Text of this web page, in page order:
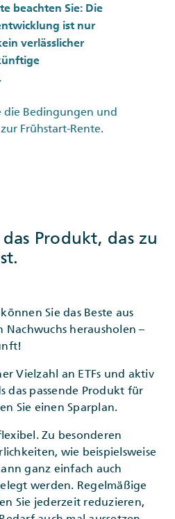
beachten Sie: Die
ist nur
verlässlicher
die Bedingungen und
Frühstart-Rente.
Produkt, das zu
Sie das Beste aus
Nachwuchs herausholen –
Vielzahl an ETFs und aktiv
das passende Produkt für
Sie einen Sparplan.
Zu besonderen
wie beispielsweise
ganz einfach auch
werden. Regelmäßige
Sie jederzeit reduzieren,